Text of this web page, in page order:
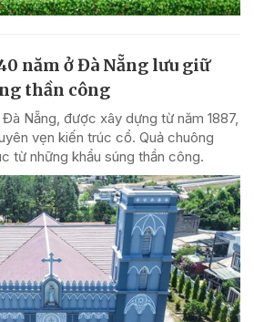
năm ở Đà Nẵng lưu giữ
thần công
Nẵng, được xây dựng từ năm 1887,
vẹn kiến trúc cổ. Quả chuông
từ những khẩu súng thần công.